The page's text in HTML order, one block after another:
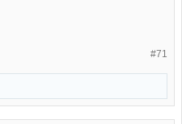
#71